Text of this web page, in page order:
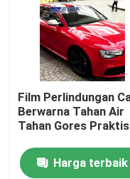
Produk Perawatan
Film Perlindungan
Berwarna Tahan Air
Tahan Gores Praktis
Harga terbaik